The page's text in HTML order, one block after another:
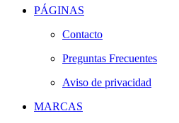
PÁGINAS
Contacto
Preguntas Frecuentes
Aviso de privacidad
MARCAS